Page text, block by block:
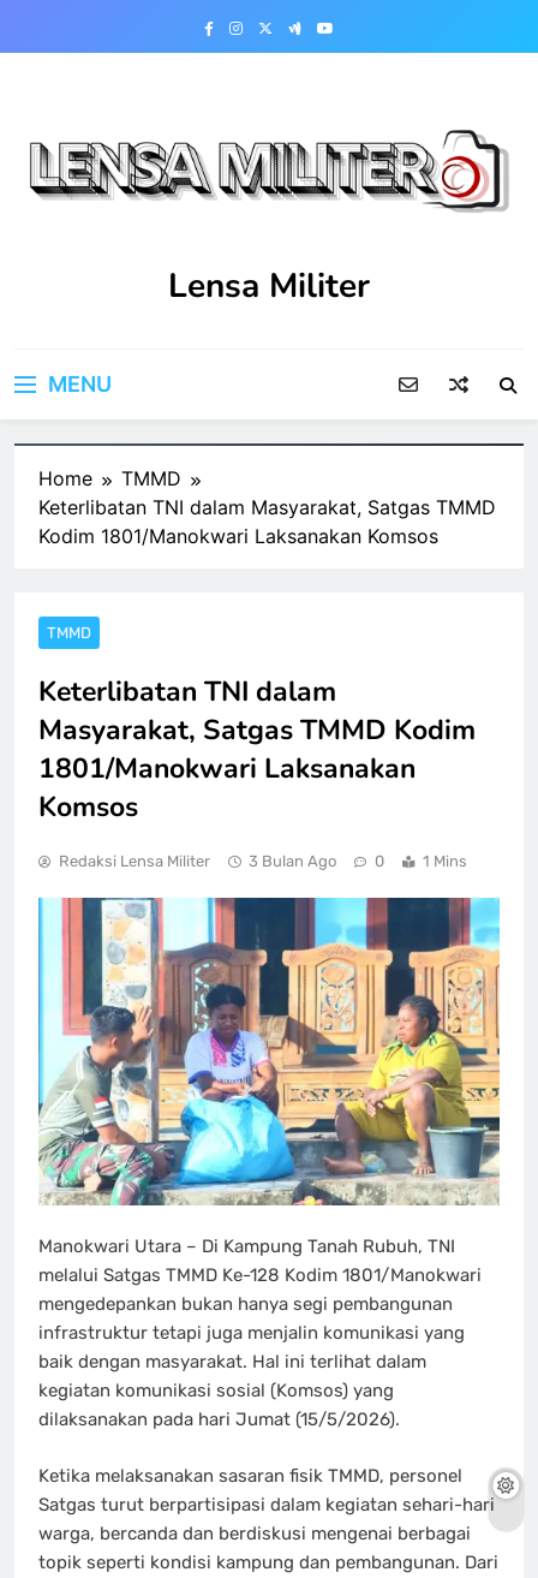
Lensa Militer
MENU
Home
TMMD
Keterlibatan TNI dalam Masyarakat, Satgas TMMD
Kodim 1801/Manokwari Laksanakan Komsos
TMMD
Keterlibatan TNI dalam
Masyarakat, Satgas TMMD Kodim
1801/Manokwari Laksanakan
Komsos
Redaksi Lensa Militer 3 Bulan Ago 0 1 Mins
Manokwari Utara – Di Kampung Tanah Rubuh, TNI
melalui Satgas TMMD Ke-128 Kodim 1801/Manokwari
mengedepankan bukan hanya segi pembangunan
infrastruktur tetapi juga menjalin komunikasi yang
baik dengan masyarakat. Hal ini terlihat dalam
kegiatan komunikasi sosial (Komsos) yang
dilaksanakan pada hari Jumat (15/5/2026).
Ketika melaksanakan sasaran fisik TMMD, personel
Satgas turut berpartisipasi dalam kegiatan sehari-hari
warga, bercanda dan berdiskusi mengenai berbagai
topik seperti kondisi kampung dan pembangunan. Dari